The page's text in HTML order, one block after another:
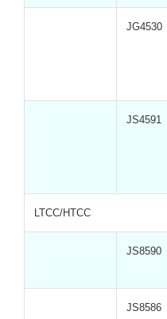
JG4530
JS4591
LTCC/HTCC
JS8590
JS8586